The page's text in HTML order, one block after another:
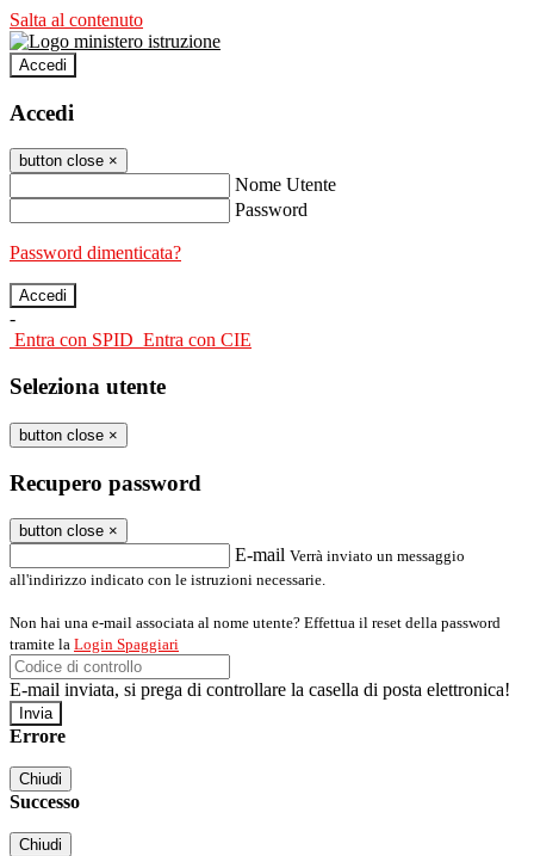
Salta al contenuto
Accedi
Accedi
button close ×
Nome Utente
Password
Password dimenticata?
-
Entra con SPID Entra con CIE
Seleziona utente
button close ×
Recupero password
button close ×
E-mail Verrà inviato un messaggio
all'indirizzo indicato con le istruzioni necessarie.
Non hai una e-mail associata al nome utente? Effettua il reset della password
tramite la Login Spaggiari
E-mail inviata, si prega di controllare la casella di posta elettronica!
Errore
Chiudi
Successo
Chiudi